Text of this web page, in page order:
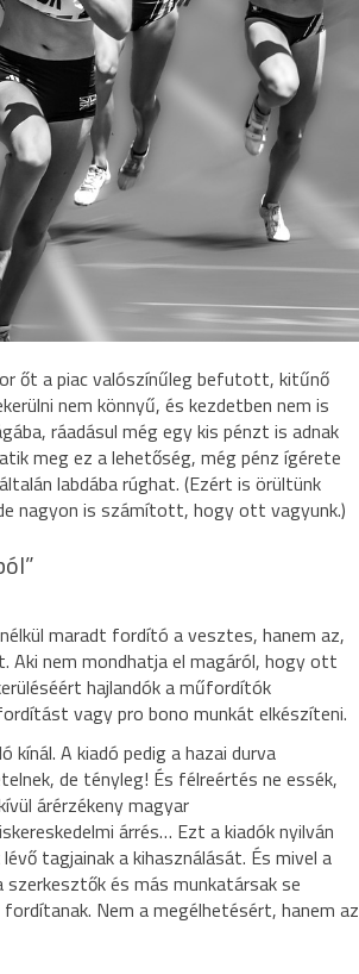
őt a piac valószínűleg befutott, kitűnő
nem könnyű, és kezdetben nem is
ráadásul még egy kis pénzt is adnak
meg ez a lehetőség, még pénz ígérete
labdába rúghat. (Ezért is örültünk
nagyon is számított, hogy ott vagyunk.)
maradt fordító a vesztes, hanem az,
Aki nem mondhatja el magáról, hogy ott
hajlandók a műfordítók
vagy pro bono munkát elkészíteni.
A kiadó pedig a hazai durva
de tényleg! És félreértés ne essék,
árérzékeny magyar
árrés… Ezt a kiadók nyilván
tagjainak a kihasználását. És mivel a
és más munkatársak se
Nem a megélhetésért, hanem az